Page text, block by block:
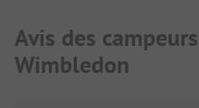
Avis des
Wimbledon